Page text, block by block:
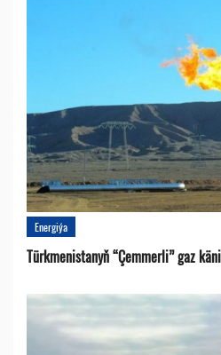
Energiýa
Türkmenistanyň “Çemmerli” gaz